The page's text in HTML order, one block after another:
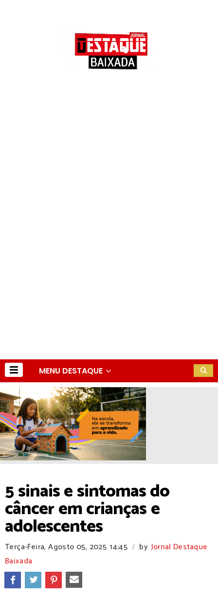
MENU DESTAQUE
5 sinais e sintomas do
câncer em crianças e
adolescentes
Terça-Feira, Agosto 05, 2025 14:45 / by Jornal Destaque
Baixada